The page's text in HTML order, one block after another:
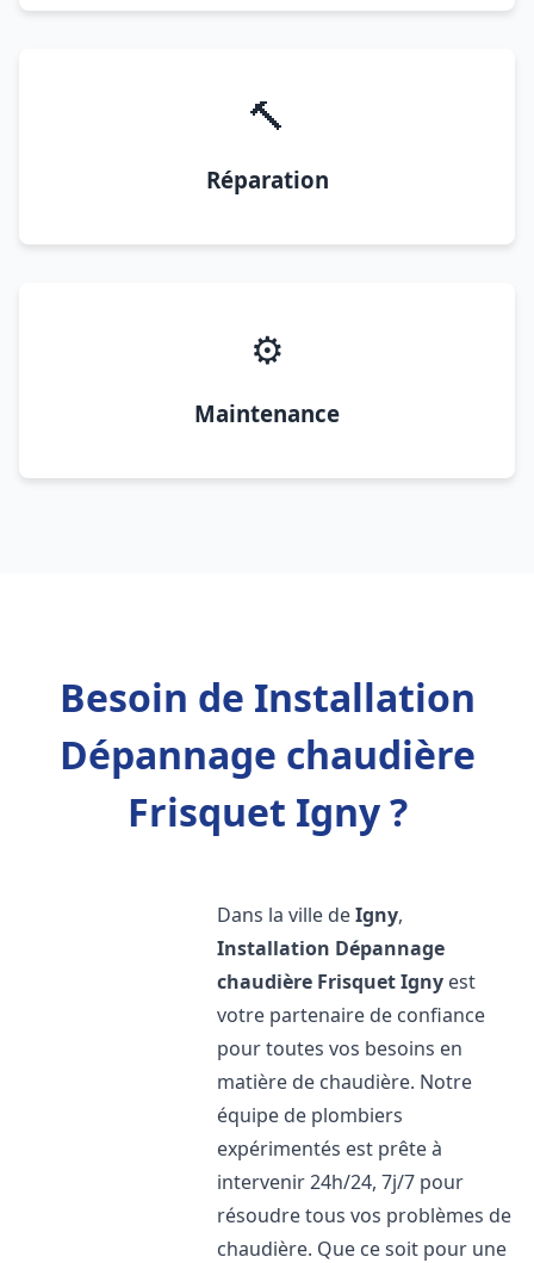
🔨
Réparation
⚙️
Maintenance
Besoin de Installation
Dépannage chaudière
Frisquet Igny ?
Dans la ville deIgny,
Installation Dépannage
chaudière FrisquetIgny est
votre partenaire de confiance
pour toutes vos besoins en
matière de chaudière. Notre
équipe de plombiers
expérimentés est prête à
intervenir 24h/24, 7j/7 pour
résoudre tous vos problèmes de
chaudière. Que ce soit pour une